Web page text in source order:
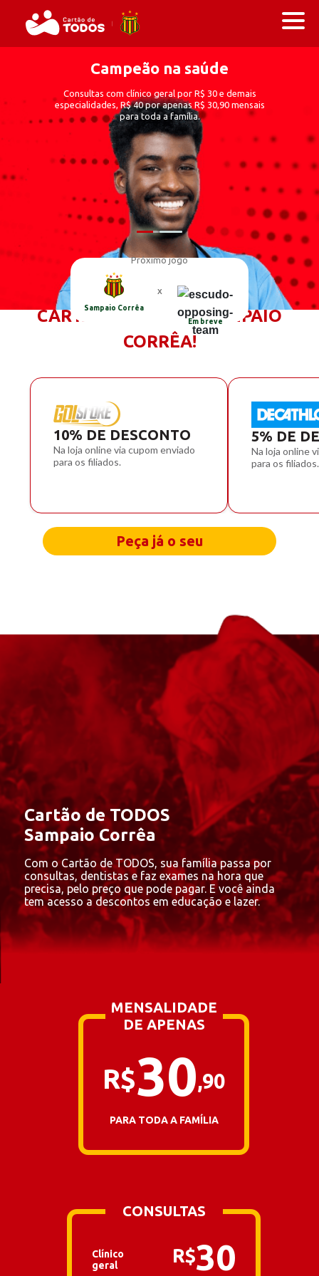
Campeão na saúde
Consultas com clínico geral por R$ 30 e demais
especialidades, R$ 40 por apenas R$ 30,90 mensais
para toda a família.
Próximo jogo
Sampaio Corrêa
X
Em breve
CONHEÇA OS BENEFÍCIOS DE TER O
CARTÃO DE TODOS SAMPAIO
CORRÊA!
10% DE DESCONTO
Na loja online via cupom enviado
para os filiados.
5% DE
Na loja online
para os filiados.
Peça já o seu
Cartão de TODOS
Sampaio Corrêa
Com o Cartão de TODOS, sua família passa por
consultas, dentistas e faz exames na hora que
precisa, pelo preço que pode pagar. E você ainda
tem acesso a descontos em educação e lazer.
MENSALIDADE
DE APENAS
R$30,90
PARA TODA A FAMÍLIA
CONSULTAS
Clínico
geral
R$30